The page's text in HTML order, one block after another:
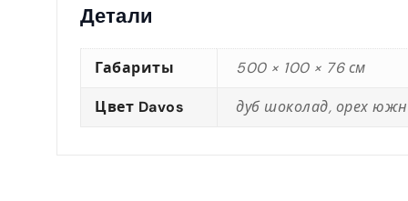
Детали
Габариты 500 × 100 × 76 см
Цвет Davos дуб шоколад, орех